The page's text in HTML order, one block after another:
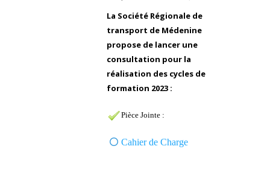
La Société Régionale de
transport de Médenine
propose de lancer une
consultation pour la
réalisation des cycles de
formation 2023 :
Pièce Jointe :
Cahier de Charge